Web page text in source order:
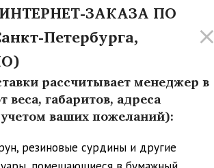
ЗАКАЗА ПО
Петербурга,
рассчитывает менеджер в
веса, габаритов, адреса
ваших пожеланий):
резиновые сурдины и другие